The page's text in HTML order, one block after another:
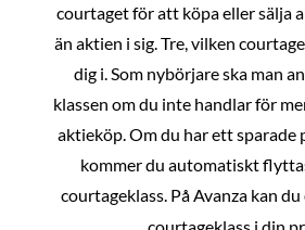
courtaget för att köpa eller sälja
än aktien i sig. Tre, vilken
dig i. Som nybörjare ska man
klassen om du inte handlar för
aktieköp. Om du har ett sparade
kommer du automatiskt
courtageklass. På Avanza kan
courtageklass i din